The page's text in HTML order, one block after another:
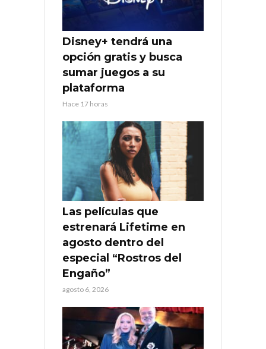
Disney+ tendrá una
opción gratis y busca
sumar juegos a su
plataforma
Hace 17 horas
Las películas que
estrenará Lifetime en
agosto dentro del
especial “Rostros del
Engaño”
agosto 6, 2026